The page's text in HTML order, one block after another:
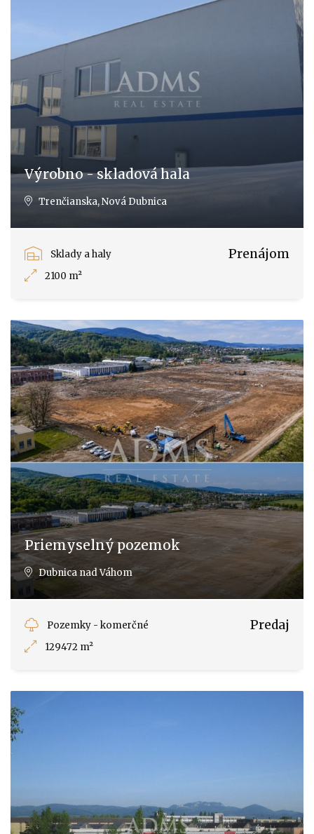
Výrobno - skladová hala
Trenčianska, Nová Dubnica
Sklady a haly
2100 m²
Prenájom
Priemyselný pozemok
Dubnica nad Váhom
Pozemky - komerčné
129472 m²
Predaj